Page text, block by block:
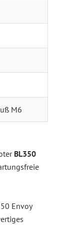
M6
BL350
Envoy